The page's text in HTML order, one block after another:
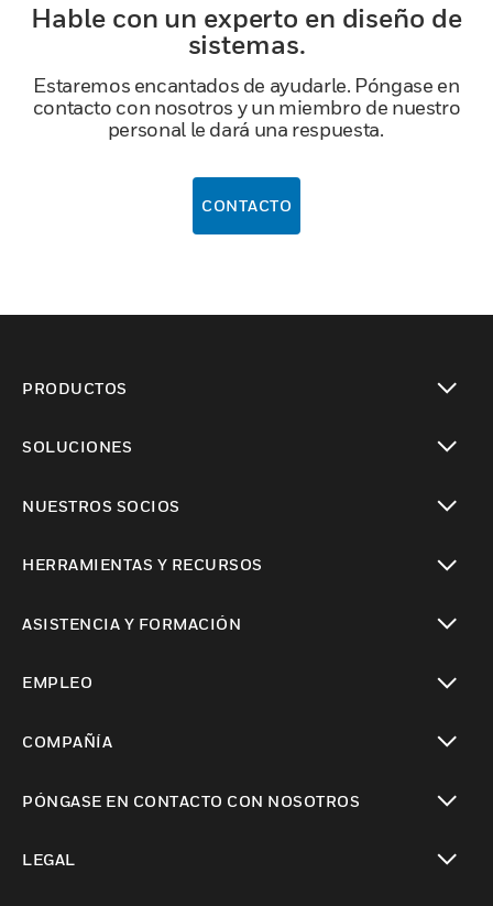
Hable con un experto en diseño de
sistemas.
Estaremos encantados de ayudarle. Póngase en
contacto con nosotros y un miembro de nuestro
personal le dará una respuesta.
CONTACTO
PRODUCTOS
SOLUCIONES
NUESTROS SOCIOS
HERRAMIENTAS Y RECURSOS
ASISTENCIA Y FORMACIÓN
EMPLEO
COMPAÑÍA
PÓNGASE EN CONTACTO CON NOSOTROS
LEGAL